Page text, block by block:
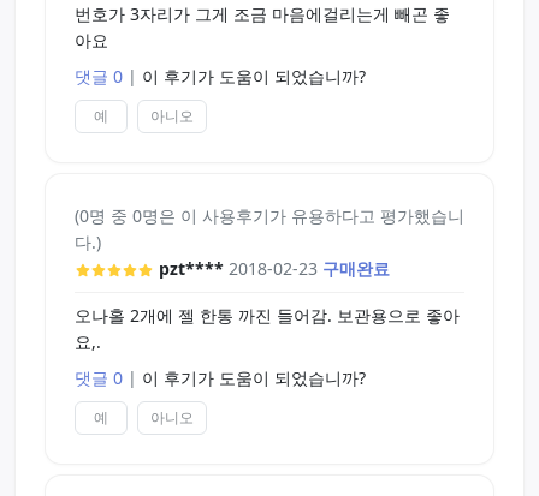
번호가 3자리가 그게 조금 마음에걸리는게 빼곤 좋
아요
댓글 0 | 이 후기가 도움이 되었습니까?
예 아니오
(0명 중 0명은 이 사용후기가 유용하다고 평가했습니
다.)
pzt**** 2018-02-23 구매완료
오나홀 2개에 젤 한통 까진 들어감. 보관용으로 좋아
요,.
댓글 0 | 이 후기가 도움이 되었습니까?
예 아니오